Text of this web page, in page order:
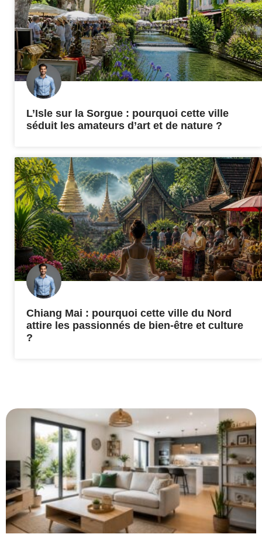
L’Isle sur la Sorgue : pourquoi cette ville
séduit les amateurs d’art et de nature ?
Chiang Mai : pourquoi cette ville du Nord
attire les passionnés de bien-être et culture
?